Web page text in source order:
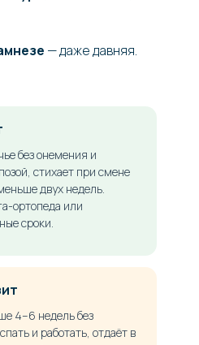
— даже давняя.
без онемения и
стихает при смене
двух недель.
ортопеда или
сроки.
4–6 недель без
и работать, отдаёт в